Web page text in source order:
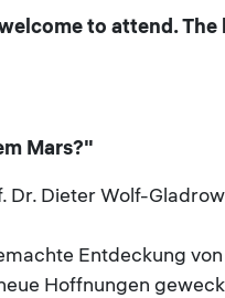
to attend.
Mars?"
Dr. Dieter Wolf-Gladrow
Entdeckung
Hoffnungen